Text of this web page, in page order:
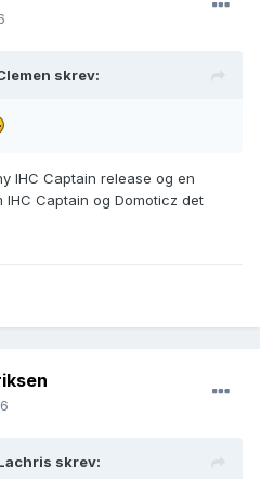
skrev:
IHC Captain release og en
Captain og Domoticz det
skrev: